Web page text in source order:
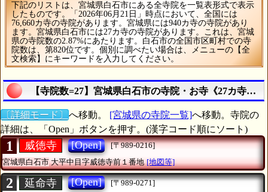
下記のリストは、宮城県白石市にある全寺院を一覧表形式で表示
したものです。「2026年06月21日」時点において、全国には
76,660カ寺の寺院があります。宮城県には940カ寺の寺院があり
ます。宮城県白石市には27カ寺の寺院があります。これは、宮城
県の寺院数の2.87%にあたります。白石市の全国市区町村での寺
院数は、第820位です。個別に調べたい場合は、メニューの【全
文検索】にキーワードを入力してください。
【寺院数=27】宮城県白石市の寺院・お寺《27カ寺》
〔詳細モード〕 へ移動。 [宮城県の寺院一覧]へ移動。寺院の
詳細は、「Open」ボタンを押す。(漢字コード順にソート)
1 威徳寺 [Open]
[〒989-0216]
宮城県白石市大平中目字威徳寺前１番地 [地図等]
2 延命寺 [Open]
[〒989-0271]